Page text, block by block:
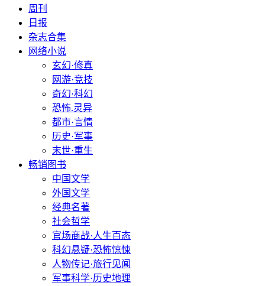
周刊
日报
杂志合集
网络小说
玄幻·修真
网游·竞技
奇幻·科幻
恐怖.灵异
都市·言情
历史·军事
末世·重生
畅销图书
中国文学
外国文学
经典名著
社会哲学
官场商战·人生百态
科幻悬疑·恐怖惊悚
人物传记·旅行见闻
军事科学·历史地理